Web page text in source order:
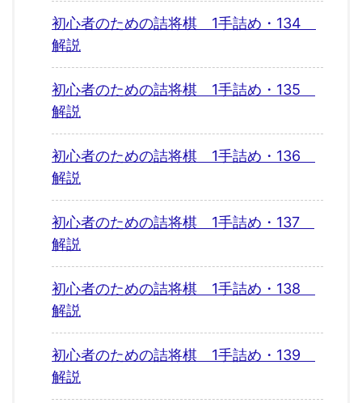
初心者のための詰将棋 1手詰め・134
解説
初心者のための詰将棋 1手詰め・135
解説
初心者のための詰将棋 1手詰め・136
解説
初心者のための詰将棋 1手詰め・137
解説
初心者のための詰将棋 1手詰め・138
解説
初心者のための詰将棋 1手詰め・139
解説